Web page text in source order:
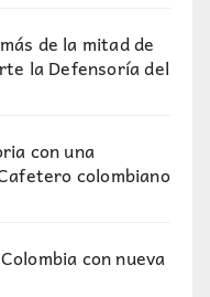
de la mitad de
la Defensoría del
con una
colombiano
con nueva